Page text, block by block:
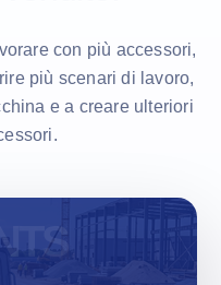
con più accessori,
più scenari di lavoro,
e a creare ulteriori